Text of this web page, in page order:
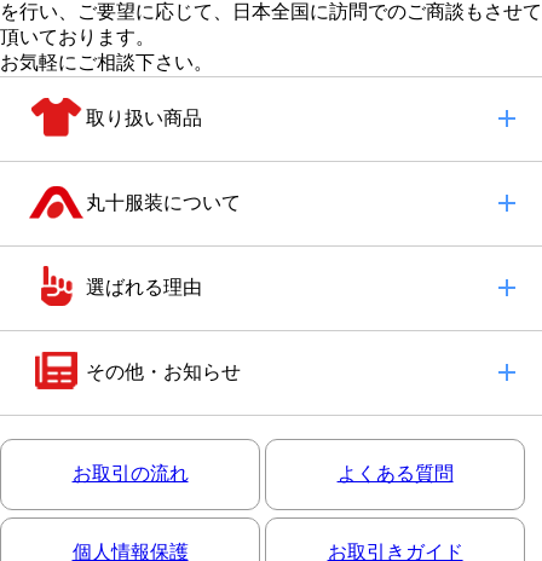
を行い、
ご要望に応じて、日本全国に訪問でのご商談もさせて
頂いております。
お気軽にご相談下さい。
取り扱い商品
丸十服装について
選ばれる理由
その他・お知らせ
お取引の流れ よくある質問
個人情報保護 お取引きガイド